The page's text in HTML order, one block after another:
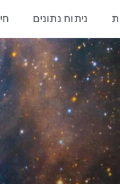
ניתוח נתונים